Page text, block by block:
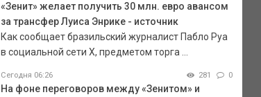
«Зенит» желает получить 30 млн. евро авансом
за трансфер Луиса Энрике - источник
Как сообщает бразильский журналист Пабло Руа
в социальной сети Х, предметом торга ...
Сегодня 06:26 281 0
На фоне переговоров между «Зенитом» и